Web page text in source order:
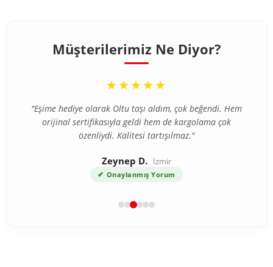
Müşterilerimiz Ne Diyor?
“
★★★★★
"Eşime hediye olarak Oltu taşı aldım, çok beğendi. Hem
orijinal sertifikasıyla geldi hem de kargolama çok
özenliydi. Kalitesi tartışılmaz."
Zeynep D. İzmir
✔ Onaylanmış Yorum